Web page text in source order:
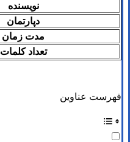
نویسنده
دپارتمان
مدت زمان
تعداد کلمات
فهرست عناوین